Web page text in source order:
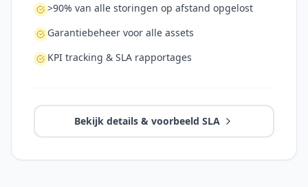
>90% van alle storingen op afstand opgelost
Garantiebeheer voor alle assets
KPI tracking & SLA rapportages
Bekijk details & voorbeeld SLA